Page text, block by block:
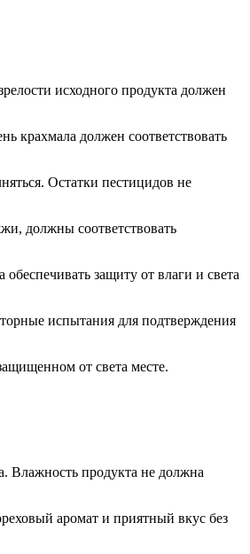
исходного продукта должен
крахмала должен соответствовать
Остатки пестицидов не
должны соответствовать
защиту от влаги и света
испытания для подтверждения
от света месте.
Влажность продукта не должна
аромат и приятный вкус без